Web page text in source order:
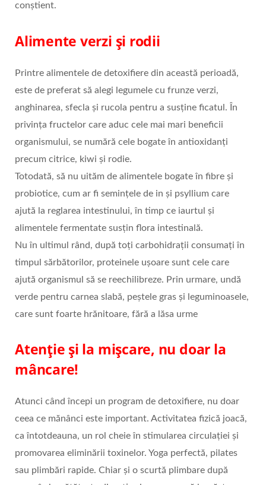
conștient.
Alimente verzi și rodii
Printre alimentele de detoxifiere din această perioadă,
este de preferat să alegi legumele cu frunze verzi,
anghinarea, sfecla și rucola pentru a susține ficatul. În
privința fructelor care aduc cele mai mari beneficii
organismului, se numără cele bogate în antioxidanți
precum citrice, kiwi și rodie.
Totodată, să nu uităm de alimentele bogate în fibre și
probiotice, cum ar fi semințele de in și psyllium care
ajută la reglarea intestinului, în timp ce iaurtul și
alimentele fermentate susțin flora intestinală.
Nu în ultimul rând, după toți carbohidrații consumați în
timpul sărbătorilor, proteinele ușoare sunt cele care
ajută organismul să se reechilibreze. Prin urmare, undă
verde pentru carnea slabă, peștele gras și leguminoasele,
care sunt foarte hrănitoare, fără a lăsa urme
Atenție și la mișcare, nu doar la
mâncare!
Atunci când începi un program de detoxifiere, nu doar
ceea ce mănânci este important. Activitatea fizică joacă,
ca întotdeauna, un rol cheie în stimularea circulației și
promovarea eliminării toxinelor. Yoga perfectă, pilates
sau plimbări rapide. Chiar și o scurtă plimbare după